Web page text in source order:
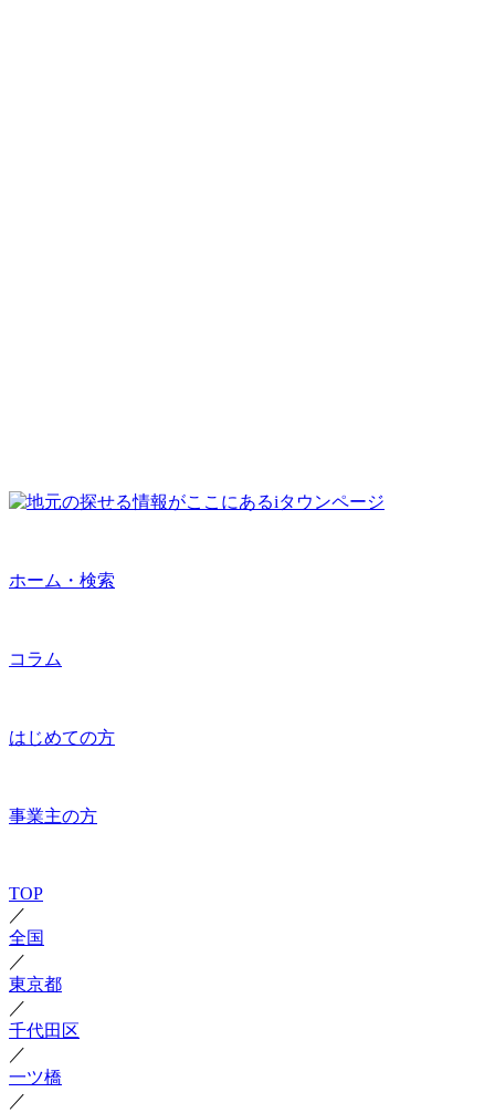
ホーム・検索
コラム
はじめての方
事業主の方
TOP
／
全国
／
東京都
／
千代田区
／
一ツ橋
／